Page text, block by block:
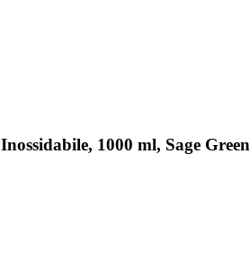
1000 ml, Sage Green